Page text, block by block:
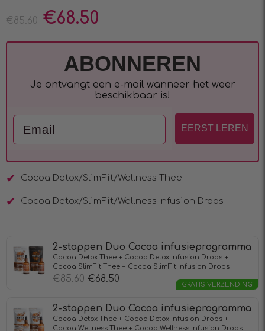
€85.60 €68.50
ABONNEREN
Je ontvangt een e-mail wanneer het weer
beschikbaar is!
Email
EERST LEREN
Cocoa Detox/SlimFit/Wellness Thee
Cocoa Detox/SlimFit/Wellness Infusion Drops
2-stappen Duo Cocoa infusieprogramma
Cocoa Detox Thee + Cocoa Detox Infusion Drops +
Cocoa SlimFit Thee + Cocoa SlimFit Infusion Drops
€85.60 €68.50
GRATIS VERZENDING
2-stappen Duo Cocoa infusieprogramma
Cocoa Detox Thee + Cocoa Detox Infusion Drops +
Cocoa Wellness Thee + Cocoa Wellness Infusion Drops